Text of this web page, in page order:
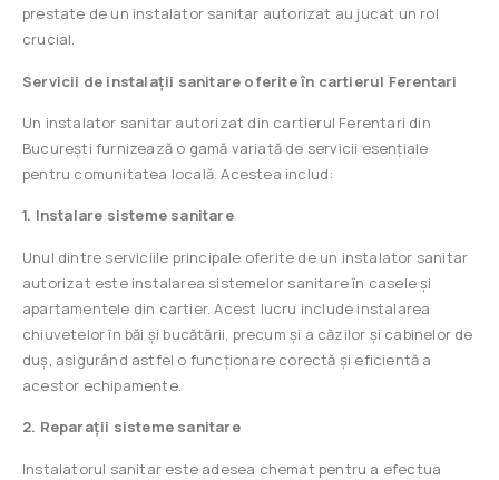
prestate de un instalator sanitar autorizat au jucat un rol
crucial.
Servicii de instalații sanitare oferite în cartierul Ferentari
Un instalator sanitar autorizat din cartierul Ferentari din
București furnizează o gamă variată de servicii esențiale
pentru comunitatea locală. Acestea includ:
1. Instalare sisteme sanitare
Unul dintre serviciile principale oferite de un instalator sanitar
autorizat este instalarea sistemelor sanitare în casele și
apartamentele din cartier. Acest lucru include instalarea
chiuvetelor în băi și bucătării, precum și a căzilor și cabinelor de
duș, asigurând astfel o funcționare corectă și eficientă a
acestor echipamente.
2. Reparații sisteme sanitare
Instalatorul sanitar este adesea chemat pentru a efectua